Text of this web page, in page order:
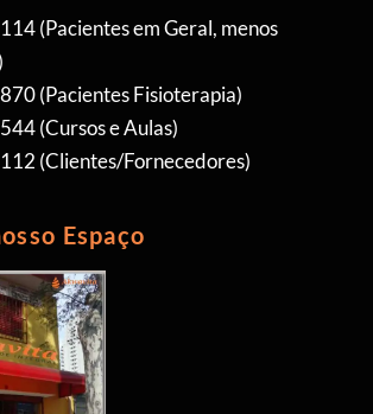
(Pacientes em Geral, menos
(Pacientes Fisioterapia)
(Cursos e Aulas)
(Clientes/Fornecedores)
Espaço